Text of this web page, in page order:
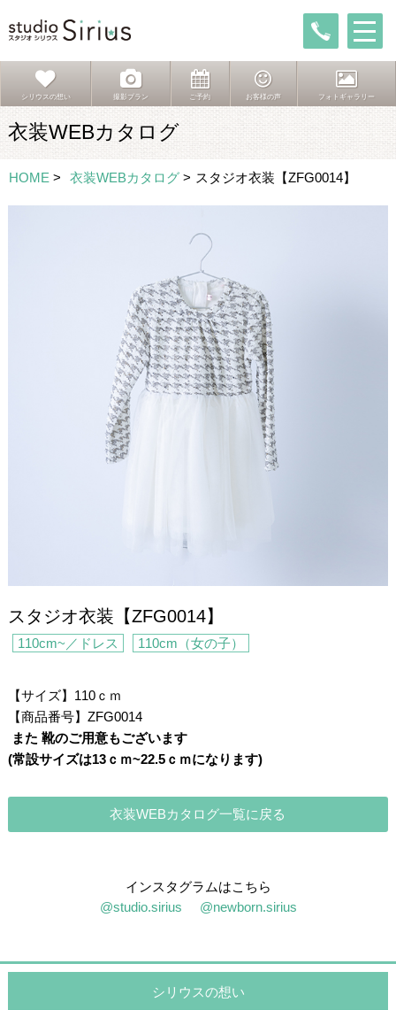
シリウスの想い 撮影プラン ご予約 お客様の声 フォトギャラリー
衣装WEBカタログ
HOME > 衣装WEBカタログ > スタジオ衣装【ZFG0014】
スタジオ衣装【ZFG0014】
110cm~／ドレス 110cm（女の子）
【サイズ】110ｃｍ
【商品番号】ZFG0014
また 靴のご用意もございます
(常設サイズは13ｃｍ~22.5ｃｍになります)
衣装WEBカタログ一覧に戻る
インスタグラムはこちら
@studio.sirius
@newborn.sirius
シリウスの想い